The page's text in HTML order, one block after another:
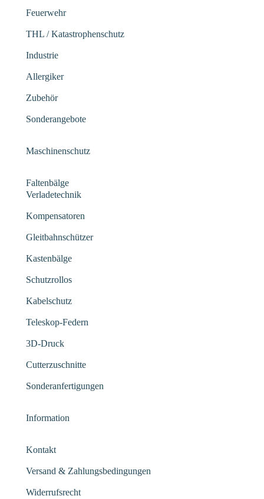
Feuerwehr
THL / Katastrophenschutz
Industrie
Allergiker
Zubehör
Sonderangebote
Maschinenschutz
Faltenbälge
Verladetechnik
Kompensatoren
Gleitbahnschützer
Kastenbälge
Schutzrollos
Kabelschutz
Teleskop-Federn
3D-Druck
Cutterzuschnitte
Sonderanfertigungen
Information
Kontakt
Versand & Zahlungsbedingungen
Widerrufsrecht